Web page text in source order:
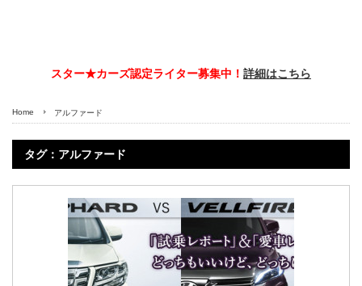
スター★カーズ認定ライター募集中！ 詳細はこちら
Home アルファード
タグ：アルファード